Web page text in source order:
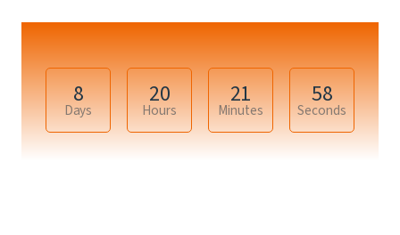
8
Days
20
Hours
21
Minutes
58
Seconds